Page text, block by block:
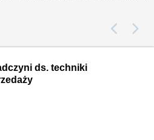
ds. techniki